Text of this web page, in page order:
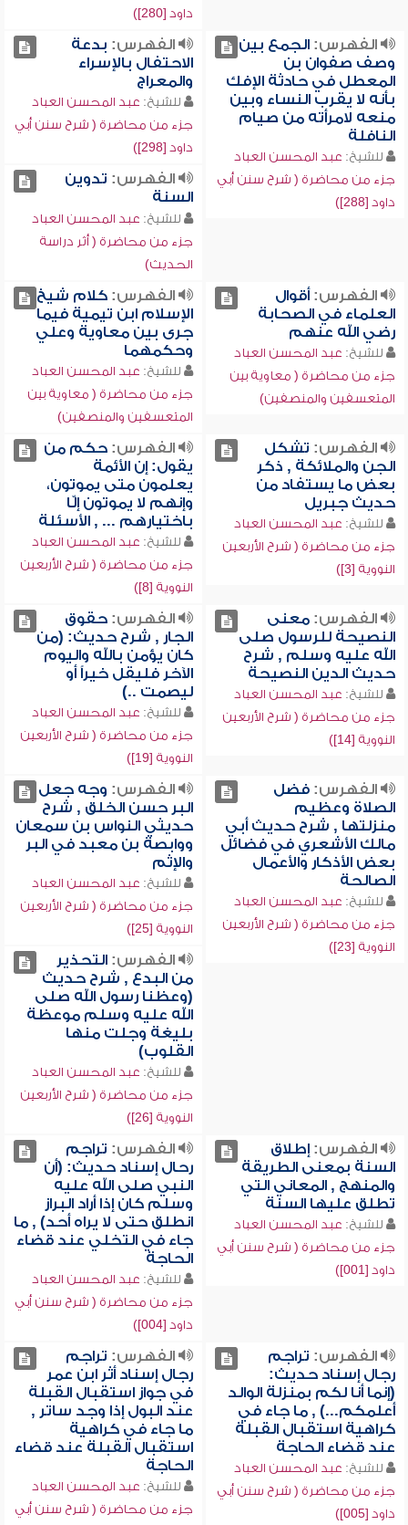
داود [280])
الفهرس:الجمع بين
وصف صفوان بن
المعطل في حادثة الإفك
بأنه لا يقرب النساء وبين
منعه لامرأته من صيام
النافلة
للشيخ: عبد المحسن العباد
جزء من محاضرة ( شرح سنن أبي
داود [288])
الفهرس: بدعة
الاحتفال بالإسراء
والمعراج
للشيخ: عبد المحسن العباد
جزء من محاضرة ( شرح سنن أبي
داود [298])
الفهرس: تدوين
السنة
للشيخ: عبد المحسن العباد
جزء من محاضرة ( أثر دراسة
الحديث)
الفهرس:أقوال
العلماء في الصحابة
رضي الله عنهم
للشيخ: عبد المحسن العباد
جزء من محاضرة ( معاوية بين
المتعسفين والمنصفين)
الفهرس:كلام شيخ
الإسلام ابن تيمية فيما
جرى بين معاوية وعلي
وحكمهما
للشيخ: عبد المحسن العباد
جزء من محاضرة ( معاوية بين
المتعسفين والمنصفين)
الفهرس: تشكل
الجن والملائكة , ذكر
بعض ما يستفاد من
حديث جبريل
للشيخ: عبد المحسن العباد
جزء من محاضرة ( شرح الأربعين
النووية [3])
الفهرس:حكم من
يقول: إن الأئمة
يعلمون متى يموتون،
وإنهم لا يموتون إلّا
باختيارهم ... , الأسئلة
للشيخ: عبد المحسن العباد
جزء من محاضرة ( شرح الأربعين
النووية [8])
الفهرس:معنى
النصيحة للرسول صلى
الله عليه وسلم , شرح
حديث الدين النصيحة
للشيخ: عبد المحسن العباد
جزء من محاضرة ( شرح الأربعين
النووية [14])
الفهرس:حقوق
الجار , شرح حديث: (من
كان يؤمن بالله واليوم
الآخر فليقل خيراً أو
ليصمت ..)
للشيخ: عبد المحسن العباد
جزء من محاضرة ( شرح الأربعين
النووية [19])
الفهرس:فضل
الصلاة وعظيم
منزلتها , شرح حديث أبي
مالك الأشعري في فضائل
بعض الأذكار والأعمال
الصالحة
للشيخ: عبد المحسن العباد
جزء من محاضرة ( شرح الأربعين
النووية [23])
الفهرس: وجه جعل
البر حسن الخلق , شرح
حديثي النواس بن سمعان
ووابصة بن معبد في البر
والإثم
للشيخ: عبد المحسن العباد
جزء من محاضرة ( شرح الأربعين
النووية [25])
الفهرس:التحذير
من البدع , شرح حديث
(وعظنا رسول الله صلى
الله عليه وسلم موعظة
بليغة وجلت منها
القلوب)
للشيخ: عبد المحسن العباد
جزء من محاضرة ( شرح الأربعين
النووية [26])
الفهرس:إطلاق
السنة بمعنى الطريقة
والمنهج , المعاني التي
تطلق عليها السنة
للشيخ: عبد المحسن العباد
جزء من محاضرة ( شرح سنن أبي
داود [001])
الفهرس: تراجم
رحال إسناد حديث: (أن
النبي صلى الله عليه
وسلم كان إذا أراد البراز
انطلق حتى لا يراه أحد) , ما
جاء في التخلي عند قضاء
الحاجة
للشيخ: عبد المحسن العباد
جزء من محاضرة ( شرح سنن أبي
داود [004])
الفهرس: تراجم
رجال إسناد حديث:
(إنما أنا لكم بمنزلة الوالد
أعلمكم...) , ما جاء في
كراهية استقبال القبلة
عند قضاء الحاجة
للشيخ: عبد المحسن العباد
جزء من محاضرة ( شرح سنن أبي
داود [005])
الفهرس: تراجم
رجال إسناد أثر ابن عمر
في جواز استقبال القبلة
عند البول إذا وجد ساتر ,
ما جاء في كراهية
استقبال القبلة عند قضاء
الحاجة
للشيخ: عبد المحسن العباد
جزء من محاضرة ( شرح سنن أبي